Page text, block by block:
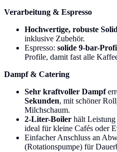
Verarbeitung & Espresso
Hochwertige, robuste
inklusive Zubehör.
Espresso: solide 9-bar-
Profile, damit fast alle
Dampf & Catering
Sehr kraftvoller Dampf
Sekunden, mit schöner
Milchschaum.
2-Liter-Boiler hält
ideal für kleine Cafés oder
Einfacher Anschluss an
(Rotationspumpe) für